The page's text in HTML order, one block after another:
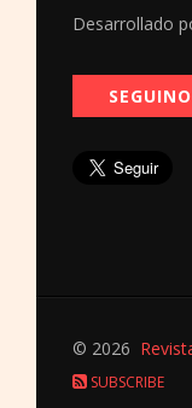
Desarrollado
© 2026
SUBSCRIBE